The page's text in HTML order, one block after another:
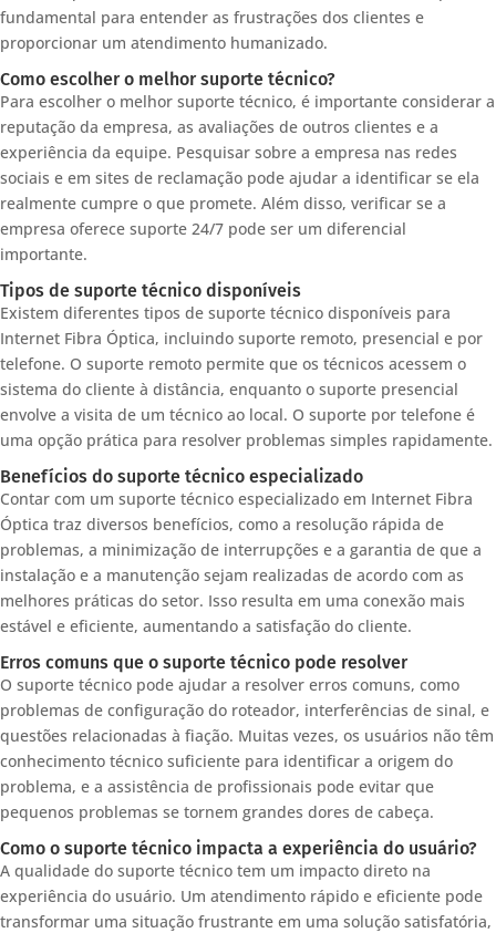
fundamental para entender as frustrações dos clientes e
proporcionar um atendimento humanizado.
Como escolher o melhor suporte técnico?
Para escolher o melhor suporte técnico, é importante considerar a
reputação da empresa, as avaliações de outros clientes e a
experiência da equipe. Pesquisar sobre a empresa nas redes
sociais e em sites de reclamação pode ajudar a identificar se ela
realmente cumpre o que promete. Além disso, verificar se a
empresa oferece suporte 24/7 pode ser um diferencial
importante.
Tipos de suporte técnico disponíveis
Existem diferentes tipos de suporte técnico disponíveis para
Internet Fibra Óptica, incluindo suporte remoto, presencial e por
telefone. O suporte remoto permite que os técnicos acessem o
sistema do cliente à distância, enquanto o suporte presencial
envolve a visita de um técnico ao local. O suporte por telefone é
uma opção prática para resolver problemas simples rapidamente.
Benefícios do suporte técnico especializado
Contar com um suporte técnico especializado em Internet Fibra
Óptica traz diversos benefícios, como a resolução rápida de
problemas, a minimização de interrupções e a garantia de que a
instalação e a manutenção sejam realizadas de acordo com as
melhores práticas do setor. Isso resulta em uma conexão mais
estável e eficiente, aumentando a satisfação do cliente.
Erros comuns que o suporte técnico pode resolver
O suporte técnico pode ajudar a resolver erros comuns, como
problemas de configuração do roteador, interferências de sinal, e
questões relacionadas à fiação. Muitas vezes, os usuários não têm
conhecimento técnico suficiente para identificar a origem do
problema, e a assistência de profissionais pode evitar que
pequenos problemas se tornem grandes dores de cabeça.
Como o suporte técnico impacta a experiência do usuário?
A qualidade do suporte técnico tem um impacto direto na
experiência do usuário. Um atendimento rápido e eficiente pode
transformar uma situação frustrante em uma solução satisfatória,